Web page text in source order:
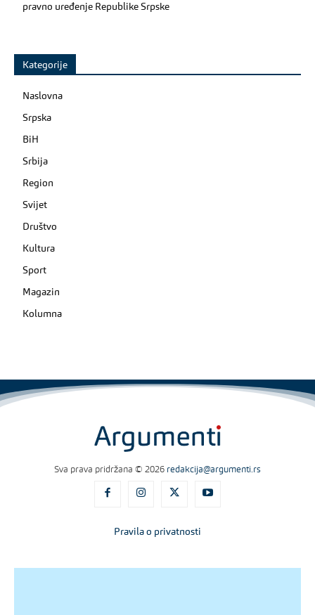
pravno uređenje Republike Srpske
Kategorije
Naslovna
Srpska
BiH
Srbija
Region
Svijet
Društvo
Kultura
Sport
Magazin
Kolumna
Sva prava pridržana © 2026 redakcija@argumenti.rs
Pravila o privatnosti